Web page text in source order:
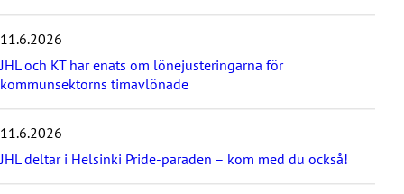
e
n
y
h
e
t
e
n
a
11.6.2026
JHL och KT har enats om lönejusteringarna för
kommunsektorns timavlönade
11.6.2026
JHL deltar i Helsinki Pride-paraden – kom med du också!